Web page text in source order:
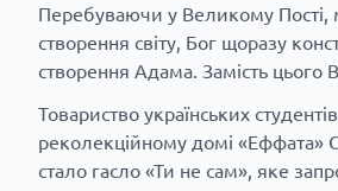
Перебуваючи у Великому Пості,
створення світу, Бог щоразу
створення Адама. Замість цього
Товариство українських
реколекційному домі «Еффата»
стало гасло «Ти не сам», яке